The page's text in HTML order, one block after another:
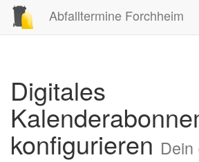
Abfalltermine Forchheim
Digitales
konfigurieren